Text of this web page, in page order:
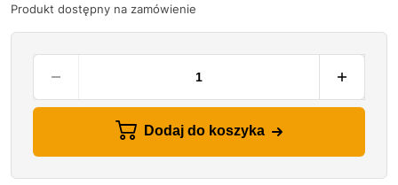
Produkt dostępny na zamówienie
Dodaj do koszyka